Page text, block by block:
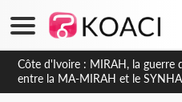
Côte d'Ivoire : Indépendance
environnement démocratique